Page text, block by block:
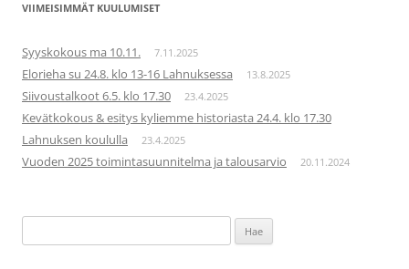
VIIMEISIMMÄT KUULUMISET
Syyskokous ma 10.11. 7.11.2025
Elorieha su 24.8. klo 13-16 Lahnuksessa 13.8.2025
Siivoustalkoot 6.5. klo 17.30 23.4.2025
Kevätkokous & esitys kyliemme historiasta 24.4. klo 17.30
Lahnuksen koululla
23.4.2025
Vuoden 2025 toimintasuunnitelma ja talousarvio 20.11.2024